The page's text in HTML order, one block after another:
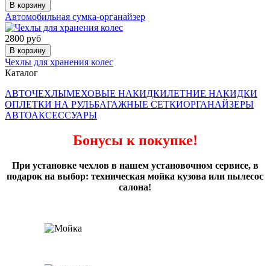
В корзину
Автомобильная сумка-органайзер
2800 руб
В корзину
Чехлы для хранения колес
Каталог
АВТОЧЕХЛЫМЕХОВЫЕ НАКИДКИЛЕТНИЕ НАКИДКИ
ОПЛЕТКИ НА РУЛЬБАГАЖНЫЕ СЕТКИОРГАНАЙЗЕРЫ
АВТОАКСЕССУАРЫ
Бонусы к покупке!
При установке чехлов в нашем установочном сервисе, в
подарок на выбор: техническая мойка кузова или пылесос
салона!